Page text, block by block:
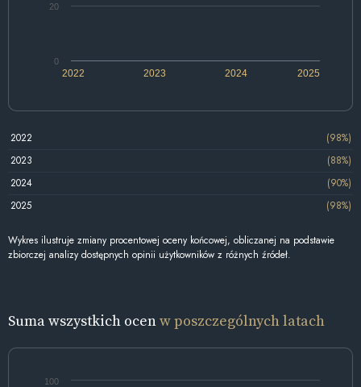
2022 2024
2023 2025
0
20
2022
(98%)
2023
(88%)
2024
(90%)
2025
(98%)
Wykres ilustruje zmiany procentowej oceny końcowej, obliczanej na podstawie
zbiorczej analizy dostępnych opinii użytkowników z różnych źródeł.
Suma wszystkich ocenw poszczególnych latach
100